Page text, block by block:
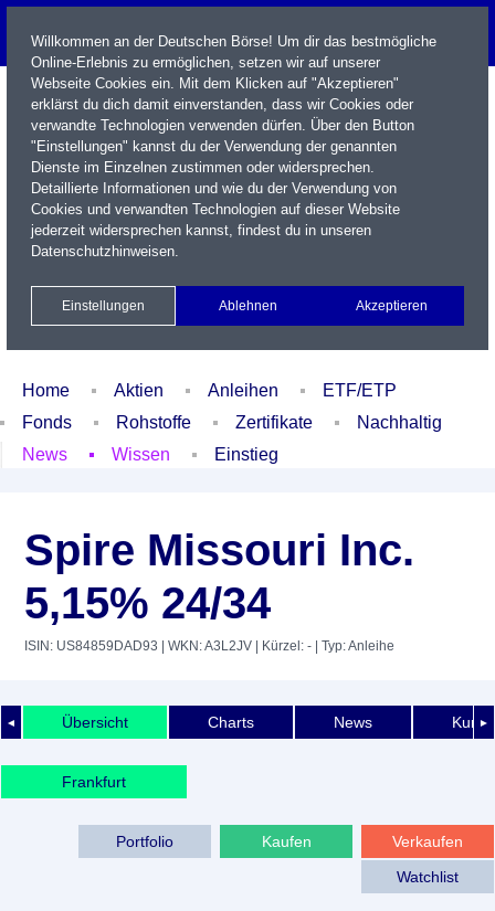
Name / WKN / ISIN / Kürzel
Xetra Realtime
Watchlist Portfolio Login
Home Aktien Anleihen
ETF/ETP
Fonds
Rohstoffe Zertifikate
Nachhaltig
News
Wissen Einstieg
Spire Missouri Inc.
5,15% 24/34
ISIN: US84859DAD93 | WKN: A3L2JV | Kürzel: - | Typ: Anleihe
◄ ►
Übersicht Charts News
Frankfurt
Verkaufen
Kaufen
Portfolio
Watchlist
Willkommen an der Deutschen Börse! Um dir das bestmögliche
Online-Erlebnis zu ermöglichen, setzen wir auf unserer
Webseite Cookies ein. Mit dem Klicken auf "Akzeptieren"
erklärst du dich damit einverstanden, dass wir Cookies oder
verwandte Technologien verwenden dürfen. Über den Button
"Einstellungen" kannst du der Verwendung der genannten
Dienste im Einzelnen zustimmen oder widersprechen.
Detaillierte Informationen und wie du der Verwendung von
Cookies und verwandten Technologien auf dieser Website
jederzeit widersprechen kannst, findest du in unseren
Datenschutzhinweisen.
Einstellungen Ablehnen Akzeptieren